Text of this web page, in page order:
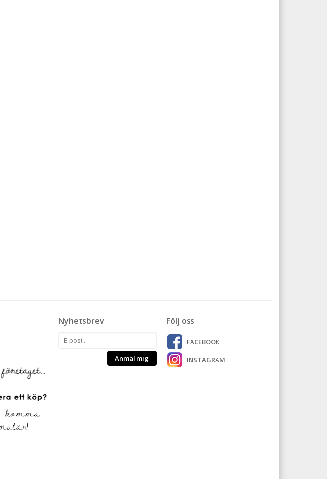
Följ oss
FACEBOOK
INSTAGRAM
Nyhetsbrev
Anmäl mig